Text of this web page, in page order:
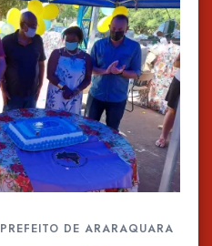
PREFEITO DE ARARAQUARA